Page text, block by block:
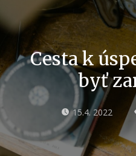
Cesta k
byť
15.4. 2022